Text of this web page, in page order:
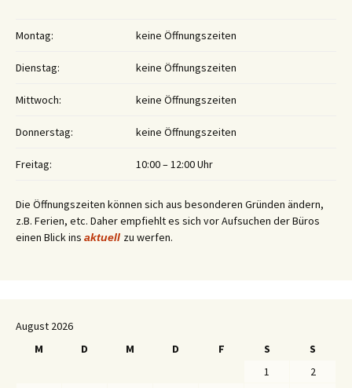
Montag: keine Öffnungszeiten
Dienstag: keine Öffnungszeiten
Mittwoch: keine Öffnungszeiten
Donnerstag: keine Öffnungszeiten
Freitag: 10:00 – 12:00 Uhr
Die Öffnungszeiten können sich aus besonderen Gründen ändern,
z.B. Ferien, etc. Daher empfiehlt es sich vor Aufsuchen der Büros
einen Blick ins aktuell zu werfen.
August 2026
M
D M D F S
S
1
2